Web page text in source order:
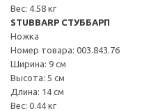
Вес: 4.58 кг
STUBBARP СТУББАРП
Ножка
Номер товара: 003.843.76
Ширина: 9 см
Высота: 5 см
Длина: 14 см
Вес: 0.44 кг